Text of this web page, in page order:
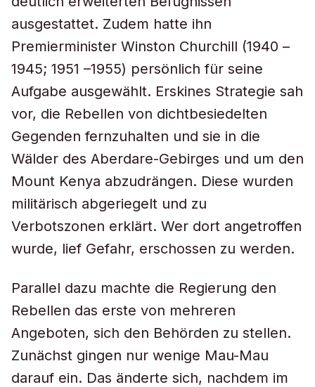
ausgestattet. Zudem hatte ihn
Premierminister Winston Churchill (1940 –
1945; 1951 –1955) persönlich für seine
Aufgabe ausgewählt. Erskines Strategie sah
vor, die Rebellen von dichtbesiedelten
Gegenden fernzuhalten und sie in die
Wälder des Aberdare-Gebirges und um den
Mount Kenya abzudrängen. Diese wurden
militärisch abgeriegelt und zu
Verbotszonen erklärt. Wer dort angetroffen
wurde, lief Gefahr, erschossen zu werden.
Parallel dazu machte die Regierung den
Rebellen das erste von mehreren
Angeboten, sich den Behörden zu stellen.
Zunächst gingen nur wenige Mau-Mau
darauf ein. Das änderte sich, nachdem im